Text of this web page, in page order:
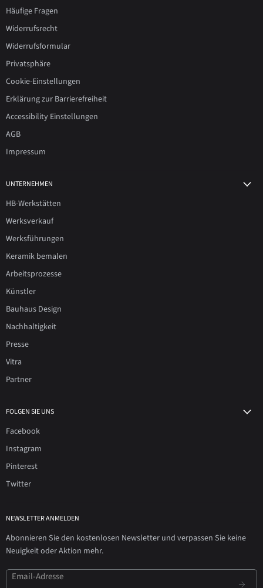
Häufige Fragen
Widerrufsrecht
Widerrufsformular
Privatsphäre
Cookie-Einstellungen
Erklärung zur Barrierefreiheit
Accessibility Einstellungen
AGB
Impressum
UNTERNEHMEN
HB-Werkstätten
Werksverkauf
Werksführungen
Keramik bemalen
Arbeitsprozesse
Künstler
Bauhaus Design
Nachhaltigkeit
Presse
Vitra
Partner
FOLGEN SIE UNS
Facebook
Instagram
Pinterest
Twitter
NEWSLETTER ANMELDEN
Abonnieren Sie den kostenlosen Newsletter und verpassen Sie keine
Neuigkeit oder Aktion mehr.
Email-Adresse